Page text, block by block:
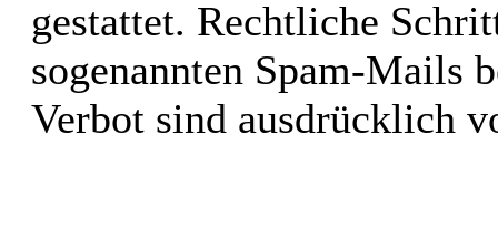
gestattet. Rechtliche
sogenannten Spam-Mails
Verbot sind ausdrücklich